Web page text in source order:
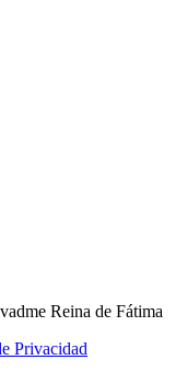
Reina de Fátima
Privacidad